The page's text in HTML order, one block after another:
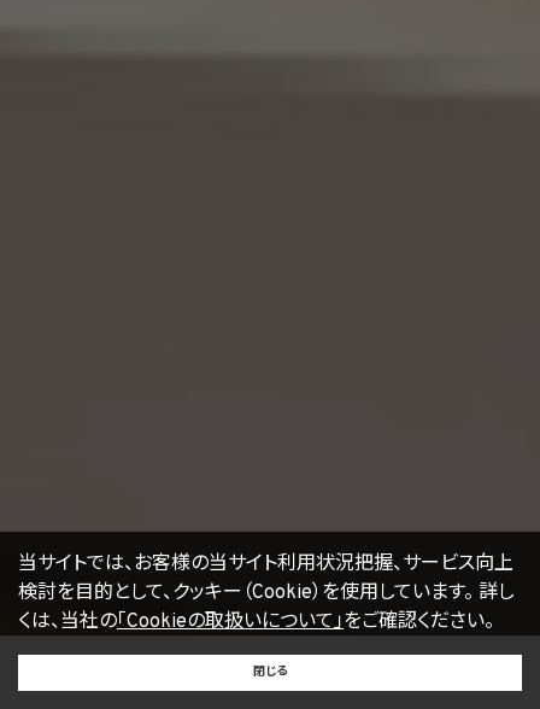
売りたい
当サイトでは、お客様の当サイト利用状況把握、サービス向上
検討を目的として、クッキー（Cookie）を使用しています。 詳し
くは、当社の「Cookieの取扱いについて」をご確認ください。
閉じる